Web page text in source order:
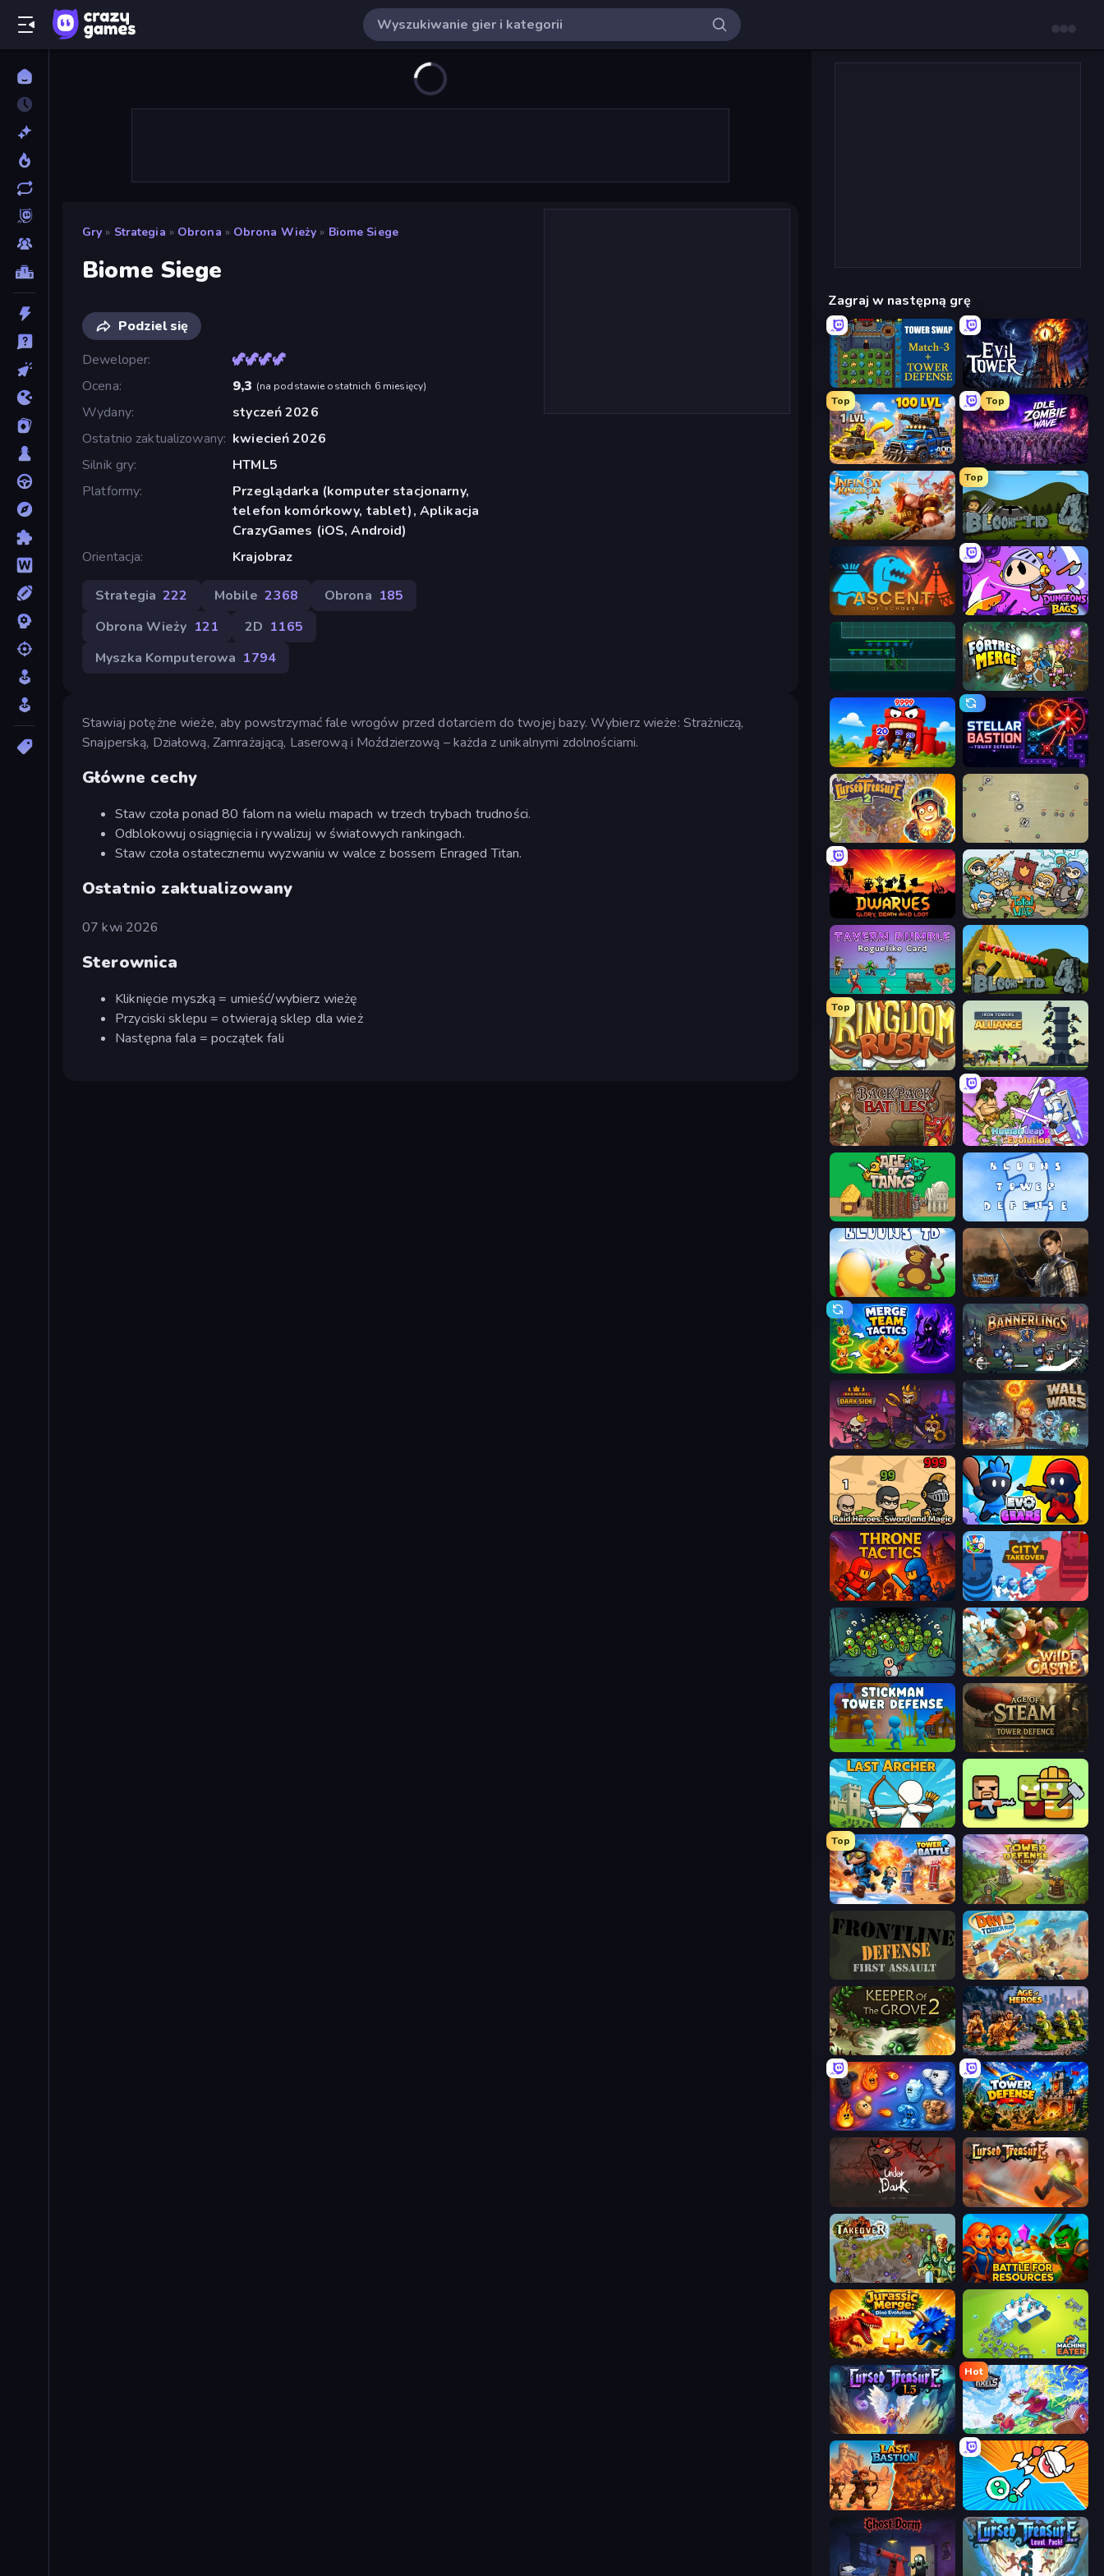
Gry » Strategia » Obrona » Obrona Wieży » Biome Siege
Biome Siege
Podziel się
Deweloper
🦖🦖🦖🦖
Ocena
9,3 (na podstawie ostatnich 6 miesięcy)
Wydany
styczeń 2026
Ostatnio zaktualizowany kwiecień 2026
Silnik gry
HTML5
Platformy
Przeglądarka (komputer stacjonarny,
telefon komórkowy, tablet), Aplikacja
CrazyGames (iOS, Android)
Orientacja
Krajobraz
Strategia 222 Mobile 2368 Obrona 185
Obrona Wieży 121 2D 1165
Myszka Komputerowa 1794
Stawiaj potężne wieże, aby powstrzymać fale wrogów przed dotarciem do twojej bazy. Wybierz wieże: Strażniczą,
Snajperską, Działową, Zamrażającą, Laserową i Moździerzową – każda z unikalnymi zdolnościami.
Główne cechy
Staw czoła ponad 80 falom na wielu mapach w trzech trybach trudności.
Odblokowuj osiągnięcia i rywalizuj w światowych rankingach.
Staw czoła ostatecznemu wyzwaniu w walce z bossem Enraged Titan.
Ostatnio zaktualizowany
07 kwi 2026
Sterownica
Kliknięcie myszką = umieść/wybierz wieżę
Przyciski sklepu = otwierają sklep dla wież
Następna fala = początek fali
Zagraj w następną grę
Tower Swap Evil Tower
Top
AOD - Art Of Defense
Top
Idle Zombie Wave: Survivors
Infinity Kingdom
Top
Bloons Tower Defense 4
Ascent of Echoes Dungeons and Bags
Fortress Merge
TimeWarriors Stellar Bastion
Cursed Treasure 2 Desktop Tower Defense
Raid Heroes: Total War
Tavern Rumble: Roguelike Card Bloons Tower Defense 4 Expansion
Top
Kingdom Rush Iron Towers Alliance
Backpack Battles Human Leap: Evolution
Age of Tanks Warriors: TD War
Bloons Tower Defense Battle Arena
Merge Team Tactics Bannerlings
Raid Heroes: Dark Side Wall Wars
Raid Heroes: Sword and Magic Evo Gears
Throne Tactics City Takeover
Base Defence Wild Castle TD: Grow Empire
Age of Steam Tower Defence
Last Archer Zombie Horde: Build & Survive
Top
Tower Battle Tower Defense Clash
Frontline Defense Day D Tower Rush
Keeper of the Grove 2 Age of Heroes
Elemental Merge Tower Defense
UnderDark: Defense Cursed Treasure
Takeover Battle for Resources
Jurassic Merge: Dino Evolution Machine Eater
Cursed Treasure 1.5
Hot
Kingdom of Pixels
Last Bastion Merge Knights!